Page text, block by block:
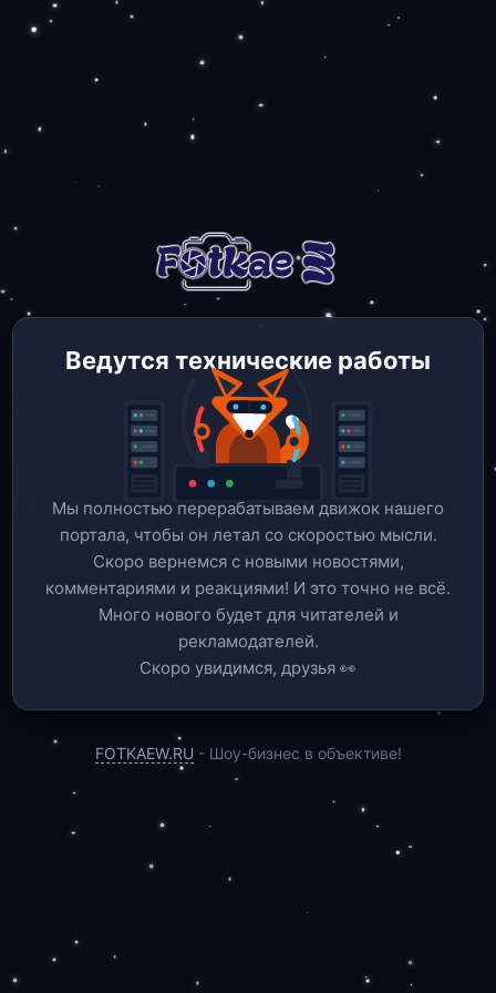
Ведутся технические работы
Мы полностью перерабатываем движок нашего
портала, чтобы он летал со скоростью мысли.
Скоро вернемся c новыми новостями,
комментариями и реакциями! И это точно не всё.
Много нового будет для читателей и
рекламодателей.
Скоро увидимся, друзья 👀
FOTKAEW.RU - Шоу-бизнес в объективе!